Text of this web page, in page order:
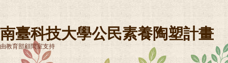
南臺科技大學公民素養陶塑計畫
由教育部顧問室支持